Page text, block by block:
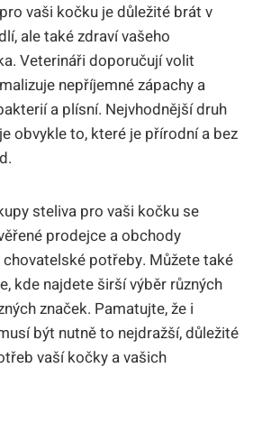
vaši kočku je důležité brát v
ale také zdraví vašeho
Veterináři doporučují volit
nepříjemné zápachy a
a plísní. Nejvhodnější druh
obvykle to, které je přírodní a bez
steliva pro vaši kočku se
prodejce a obchody
potřeby. Můžete také
kde najdete širší výběr různých
značek. Pamatujte, že i
být nutně to nejdražší, důležité
vaší kočky a vašich